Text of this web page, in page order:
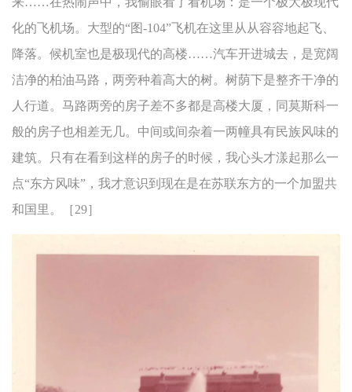
化的飞机场。大型的“图-104”飞机在这里从从容容地起飞、
降落。候机室也是极现代的高楼……汽车开进城去，是宽阔
洁净的柏油马路，两旁种着高大的树。树荫下是整齐干净的
人行道。马路两旁的房子差不多都是高楼大厦，同莫斯科一
般的房子也相差无几。中间或间杂着一两幢具有民族风味的
建筑。只有在看到这样的房子的时候，我心头才漾起那么一
点“东方风味”，我才意识到现在是在苏联东方的一个加盟共
和国里。［29］